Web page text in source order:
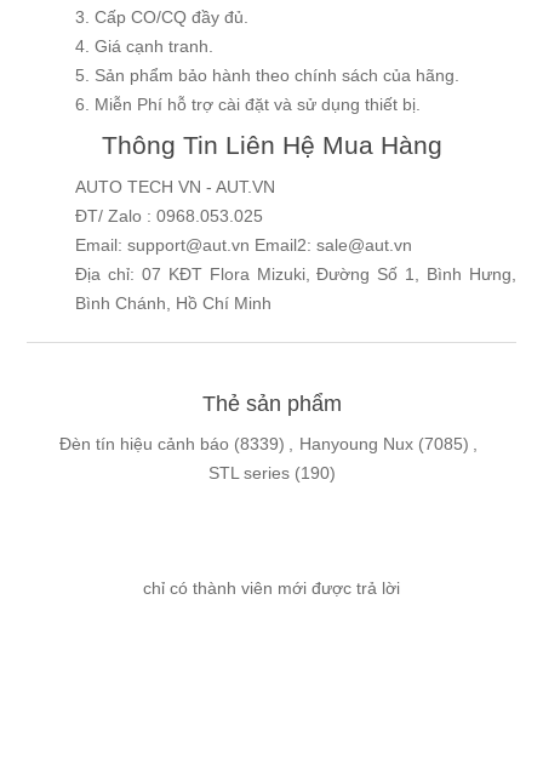
3. Cấp CO/CQ đầy đủ.
4. Giá cạnh tranh.
5. Sản phẩm bảo hành theo chính sách của hãng.
6. Miễn Phí hỗ trợ cài đặt và sử dụng thiết bị.
Thông Tin Liên Hệ Mua Hàng
AUTO TECH VN - AUT.VN
ĐT/ Zalo : 0968.053.025
Email: support@aut.vn Email2: sale@aut.vn
Địa chỉ: 07 KĐT Flora Mizuki, Đường Số 1, Bình Hưng,
Bình Chánh, Hồ Chí Minh
Thẻ sản phẩm
Đèn tín hiệu cảnh báo (8339) , Hanyoung Nux (7085) ,
STL series (190)
chỉ có thành viên mới được trả lời